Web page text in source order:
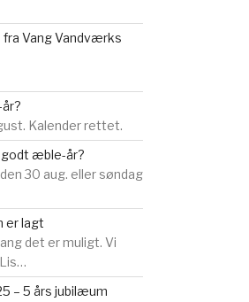
fra Vang Vandværks
Kalender rettet.
æble-år?
30 aug. eller søndag
er lagt
det er muligt. Vi
– 5 års jubilæum